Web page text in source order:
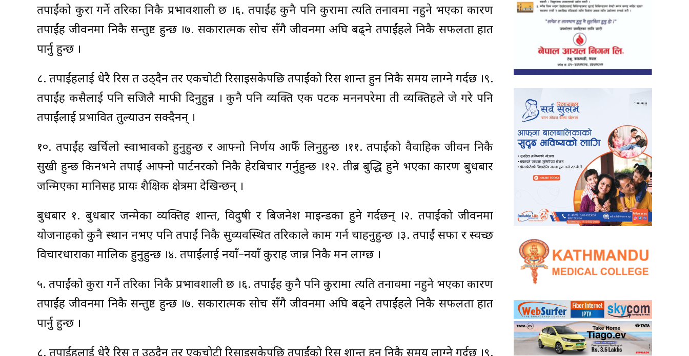
तपाईंको कुरा गर्ने तरिका निकै प्रभावशाली छ ।६. तपाईंहरु कुनै पनि कुरामा त्यति तनावमा नहुने भएका कारण
तपाईंहरु जीवनमा निकै सन्तुष्ट हुन्छ ।७. सकारात्मक सोच सँगै जीवनमा अघि बढ्ने तपाईंहरुले निकै सफलता हात
पार्नु हुन्छ ।
८. तपाईंहरुलाई धेरै रिस त उठ्दैन तर एकचोटी रिसाइसकेपछि तपाईंको रिस शान्त हुन निकै समय लाग्ने गर्दछ ।९.
तपाईंहरु कसैलाई पनि सजिलै माफी दिनुहुन्न । कुनै पनि व्यक्ति एक पटक मननपरेमा ती व्यक्तिहरुले जे गरे पनि
तपाईंलाई प्रभावित तुल्याउन सक्दैनन् ।
१०. तपाईंहरु खर्चिलो स्वाभावको हुनुहुन्छ र आफ्नो निर्णय आफैँ लिनुहुन्छ ।११. तपाईंको वैवाहिक जीवन निकै
सुखी हुन्छ किनभने तपाईं आफ्नो पार्टनरको निकै हेरबिचार गर्नुहुन्छ ।१२. तीब्र बुद्धि हुने भएका कारण बुधबार
जन्मिएका मानिसहरु प्रायः शैक्षिक क्षेत्रमा देखिन्छन् ।
बुधबार १. बुधबार जन्मेका व्यक्तिहरु शान्त, विदुषी र बिजनेश माइन्डका हुने गर्दछन् ।२. तपाईंको जीवनमा
योजनाहरुको कुनै स्थान नभए पनि तपाईं निकै सुव्यवस्थित तरिकाले काम गर्न चाहनुहुन्छ ।३. तपाईं सफा र स्वच्छ
विचारधाराका मालिक हुनुहुन्छ ।४. तपाईंलाई नयाँ–नयाँ कुराहरु जान्न निकै मन लाग्छ ।
५. तपाईंको कुरा गर्ने तरिका निकै प्रभावशाली छ ।६. तपाईंहरु कुनै पनि कुरामा त्यति तनावमा नहुने भएका कारण
तपाईंहरु जीवनमा निकै सन्तुष्ट हुन्छ ।७. सकारात्मक सोच सँगै जीवनमा अघि बढ्ने तपाईंहरुले निकै सफलता हात
पार्नु हुन्छ ।